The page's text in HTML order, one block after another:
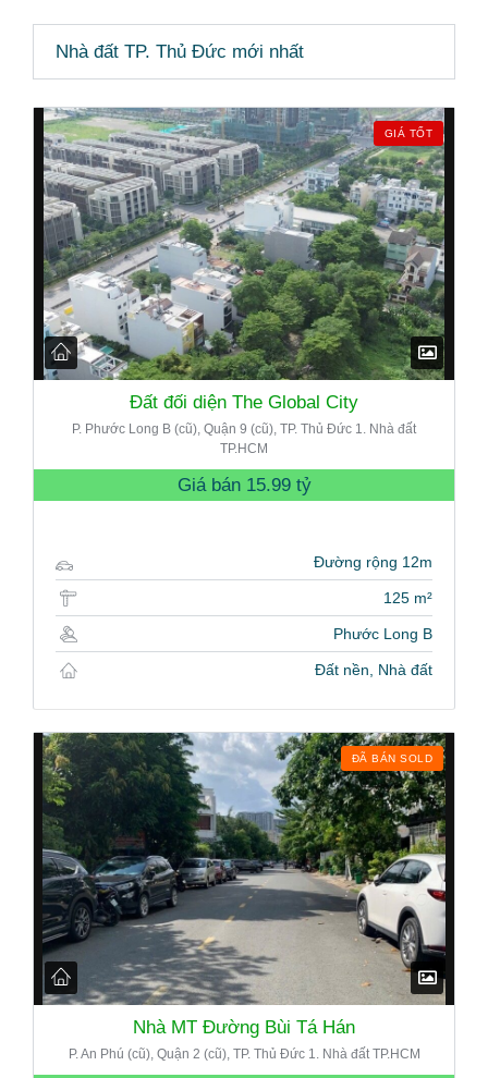
Nhà đất TP. Thủ Đức mới nhất
GIÁ TỐT
Đất đối diện The Global City
P. Phước Long B (cũ), Quận 9 (cũ), TP. Thủ Đức 1. Nhà đất
TP.HCM
Giá bán 15.99 tỷ
Đường rộng 12m
125 m²
Phước Long B
Đất nền, Nhà đất
ĐÃ BÁN SOLD
Nhà MT Đường Bùi Tá Hán
P. An Phú (cũ), Quận 2 (cũ), TP. Thủ Đức 1. Nhà đất TP.HCM